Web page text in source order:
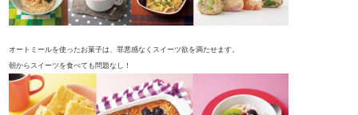
オートミールを使ったお菓子は、罪悪感なくスイーツ欲を満たせます。
朝からスイーツを食べても問題なし！